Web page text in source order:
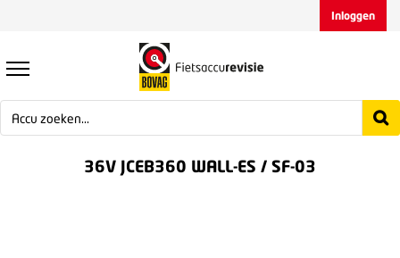
Inloggen
36V JCEB360 WALL-ES / SF-03